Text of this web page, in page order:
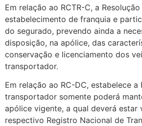
Em relação ao RCTR-C, a
estabelecimento de franquia e
do segurado, prevendo ainda a
disposição, na apólice, das
conservação e licenciamento dos
transportador.
Em relação ao RC-DC, estabelece a
transportador somente poderá
apólice vigente, a qual deverá estar
respectivo Registro Nacional de